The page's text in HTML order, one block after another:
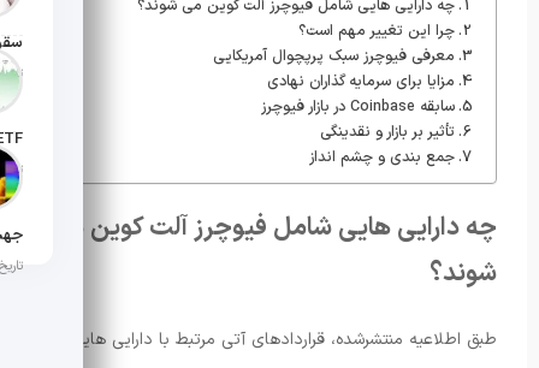
تاریخ
تاریخ
تاریخ
چه دارایی هایی شامل فیوچرز آلت کوین می شوند؟
چرا این تغییر مهم است؟
معرفی فیوچرز سبک پرپچوال آمریکایی
مزایا برای سرمایه گذاران نهادی
سابقه Coinbase در بازار فیوچرز
تأثیر بر بازار و نقدینگی
جمع بندی و چشم انداز
چه دارایی هایی شامل فیوچرز آلت کوین می
شوند؟
طبق اطلاعیه منتشرشده، قراردادهای آتی مرتبط با دارایی هایی